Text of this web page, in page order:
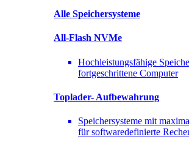
Alle Speichersysteme
All-Flash NVMe
Hochleistungsfähige
fortgeschrittene Computer
Toplader- Aufbewahrung
Speichersysteme mit
für softwaredefinierte